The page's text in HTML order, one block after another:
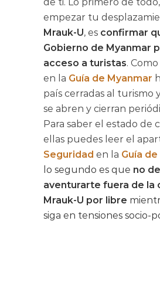
empezar tu
Mrauk-U, es confirmar
Gobierno de Myanmar
acceso a turistas.
en la Guía de Myanmar
país cerradas al turismo
se abren y cierran
Para saber el estado de
ellas puedes leer el
Seguridad en la Guía
lo segundo es que no
aventurarte fuera de la
Mrauk-U por libre
siga en tensiones socio-